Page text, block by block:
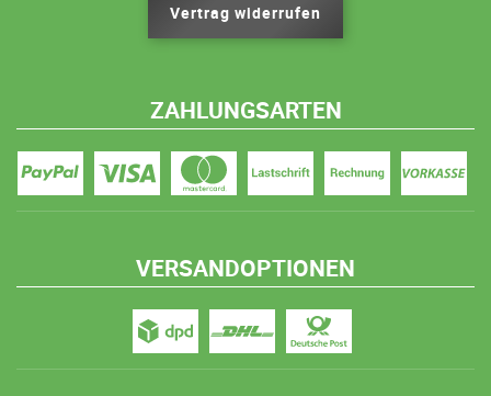
Vertrag widerrufen
ZAHLUNGSARTEN
VERSANDOPTIONEN